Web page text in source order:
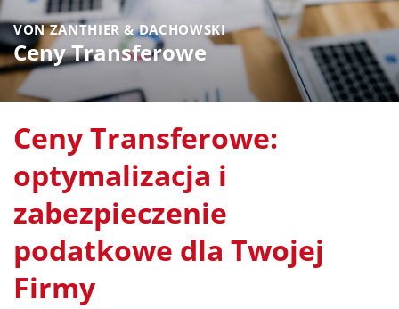
VON ZANTHIER & DACHOWSKI
Ceny Transferowe
Ceny Transferowe:
optymalizacja i
zabezpieczenie
podatkowe dla Twojej
Firmy